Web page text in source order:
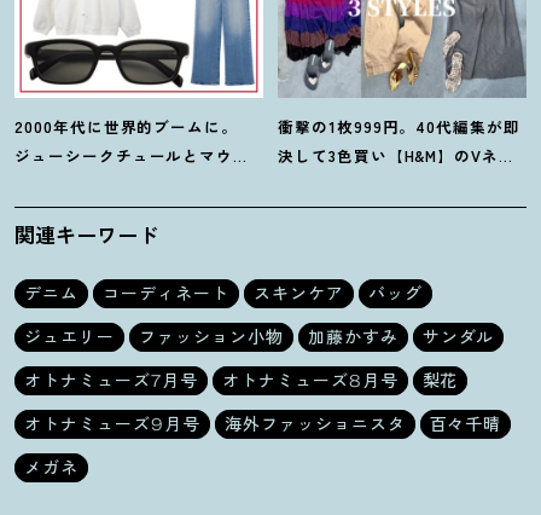
2000年代に世界的ブームに。
ジューシークチュールとマウ
ド】6選
衝撃の1枚999円。40代編集が即
決して3色買い【H&M】のVネッ
3選
関連キーワード
デニム コーディネート スキンケア
バッグ
ジュエリー
ファッション小物 加藤かすみ
サンダル
オトナミューズ7月号
オトナミューズ8月号
梨花
オトナミューズ9月号
海外ファッショニスタ
百々千晴
メガネ